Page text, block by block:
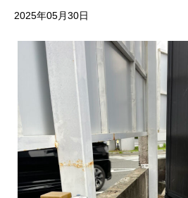
2025年05月30日